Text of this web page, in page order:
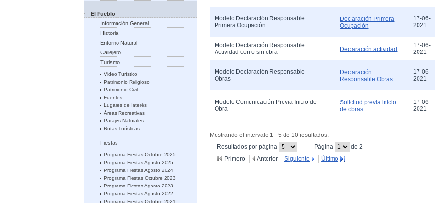
El Pueblo
Información General
Historia
Entorno Natural
Callejero
Turismo
Video Turístico
Patrimonio Religioso
Patrimonio Civil
Fuentes
Lugares de Interés
Áreas Recreativas
Parajes Naturales
Rutas Turísticas
Fiestas
Programa Fiestas Octubre 2025
Programa Fiestas Agosto 2025
Programa Fiestas Agosto 2024
Programa Fiestas Octubre 2023
Programa Fiestas Agosto 2023
Programa Fiestas Agosto 2022
Programa Fiestas Octubre 2021
Modelo Declaración Responsable
Primera Ocupación
Declaración Primera
Ocupación
17-06-
2021
Modelo Declaración Responsable
Actividad con o sin obra
Declaración actividad
17-06-
2021
Modelo Declaración Responsable
Obras
Declaración
Responsable Obras
17-06-
2021
Modelo Comunicación Previa Inicio de
Obra
Solicitud previa inicio
de obras
17-06-
2021
Mostrando el intervalo 1 - 5 de 10 resultados.
Resultados por página
(Cambiar el valor de este campo provocará que se
recargue la página.)
Página
(Cambiar el valor de este campo
provocará que se recargue la página.)
de 2
Primero
Anterior Siguiente Último